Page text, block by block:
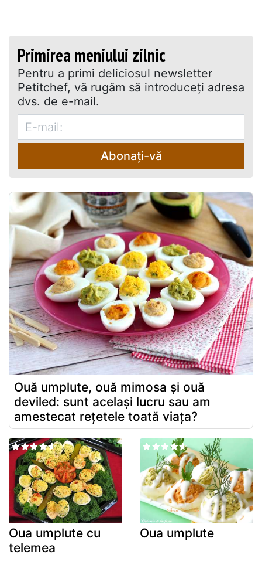
Primirea meniului zilnic
Pentru a primi deliciosul newsletter
Petitchef, vă rugăm să introduceţi adresa
dvs. de e-mail.
Abonați-vă
Ouă umplute, ouă mimosa și ouă
deviled: sunt același lucru sau am
amestecat rețetele toată viața?
Oua umplute cu
telemea
Oua umplute